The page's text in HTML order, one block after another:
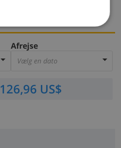
Afrejse
Vælg en dato
126,96 US$